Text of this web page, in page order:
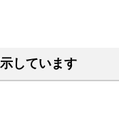
しています